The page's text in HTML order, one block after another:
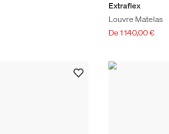
Extraflex
Louvre Matelas
De 1 140,00 €